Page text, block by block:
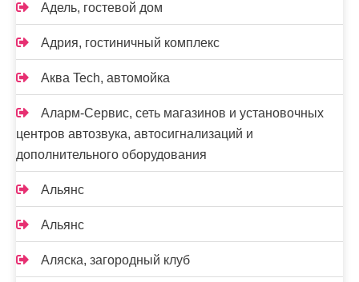
Адель, гостевой дом
Адрия, гостиничный комплекс
Аква Tech, автомойка
Аларм-Сервис, сеть магазинов и установочных
центров автозвука, автосигнализаций и
дополнительного оборудования
Альянс
Альянс
Аляска, загородный клуб